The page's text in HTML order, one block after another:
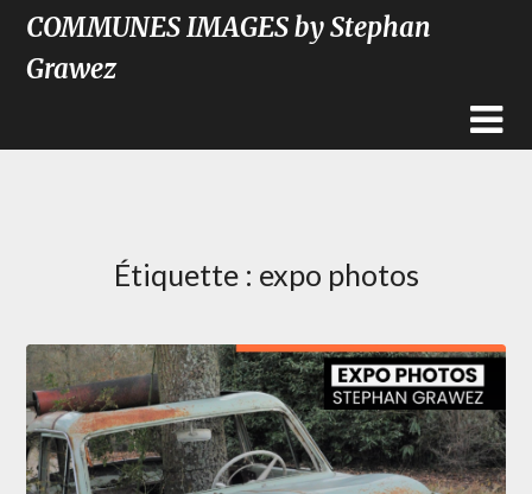
COMMUNES IMAGES by Stephan
Grawez
Étiquette : expo photos